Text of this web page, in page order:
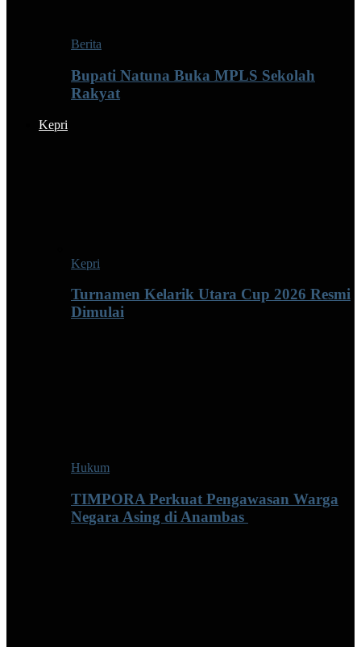
Berita
Bupati Natuna Buka MPLS Sekolah
Rakyat
Kepri
Kepri
Turnamen Kelarik Utara Cup 2026 Resmi
Dimulai
Hukum
TIMPORA Perkuat Pengawasan Warga
Negara Asing di Anambas ‎